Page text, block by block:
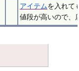
アイテムを入れて
値段が高いので、